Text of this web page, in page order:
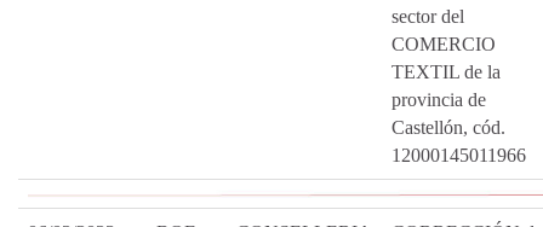
sector del
COMERCIO
TEXTIL de la
provincia de
Castellón, cód.
12000145011966